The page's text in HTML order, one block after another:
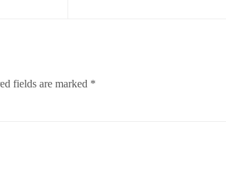
fields are marked *